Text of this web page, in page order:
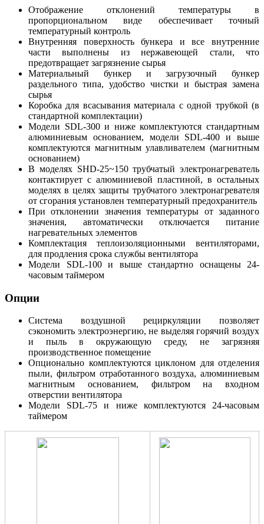
Отображение отклонений температуры в
пропорциональном виде обеспечивает точный
температурный контроль
Внутренняя поверхность бункера и все внутренние
части выполнены из нержавеющей стали, что
предотвращает загрязнение сырья
Материальный бункер и загрузочный бункер
раздельного типа, удобство чистки и быстрая замена
сырья
Коробка для всасывания материала с одной трубкой (в
стандартной комплектации)
Модели SDL-300 и ниже комплектуются стандартным
алюминиевым основанием, модели SDL-400 и выше
комплектуются магнитным улавливателем (магнитным
основанием)
В моделях SHD-25~150 трубчатый электронагреватель
контактирует с алюминиевой пластиной, в остальных
моделях в целях защиты трубчатого электронагревателя
от сгорания установлен температурный предохранитель
При отклонении значения температуры от заданного
значения, автоматически отключается питание
нагревательных элементов
Комплектация теплоизоляционными вентиляторами,
для продления срока службы вентилятора
Модели SDL-100 и выше стандартно оснащены 24-
часовым таймером
Опции
Система воздушной рециркуляции позволяет
сэкономить электроэнергию, не выделяя горячий воздух
и пыль в окружающую среду, не загрязняя
производственное помещение
Опционально комплектуются циклоном для отделения
пыли, фильтром отработанного воздуха, алюминиевым
магнитным основанием, фильтром на входном
отверстии вентилятора
Модели SDL-75 и ниже комплектуются 24-часовым
таймером